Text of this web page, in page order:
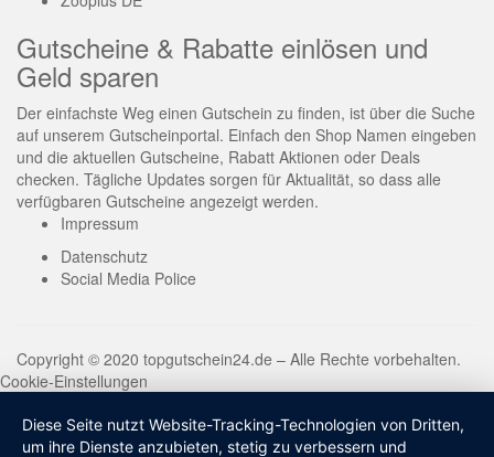
Gutscheine & Rabatte einlösen und
Geld sparen
Der einfachste Weg einen Gutschein zu finden, ist über die Suche
auf unserem Gutscheinportal. Einfach den Shop Namen eingeben
und die aktuellen Gutscheine, Rabatt Aktionen oder Deals
checken. Tägliche Updates sorgen für Aktualität, so dass alle
verfügbaren Gutscheine angezeigt werden.
Impressum
Datenschutz
Social Media Police
Copyright © 2020 topgutschein24.de – Alle Rechte vorbehalten.
Cookie-Einstellungen
Diese Seite nutzt Website-Tracking-Technologien von Dritten,
um ihre Dienste anzubieten, stetig zu verbessern und